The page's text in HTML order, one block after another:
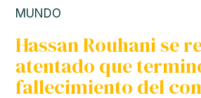
MUNDO
Hassan Rouhani se
atentado que
fallecimiento del